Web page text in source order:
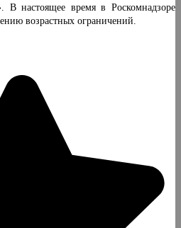
В настоящее время в Роскомнадзоре
возрастных ограничений.